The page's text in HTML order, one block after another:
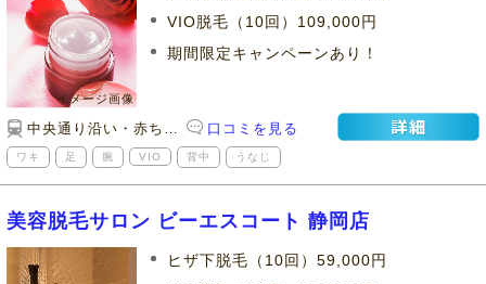
VIO脱毛（10回）109,000円
期間限定キャンペーンあり！
中央通り沿い・赤ちゃん筆センター向い 口コミを見る
ワキ 足 腕 VIO 背中 うなじ
美容脱毛サロン ビーエスコート 静岡店
ヒザ下脱毛（10回）59,000円